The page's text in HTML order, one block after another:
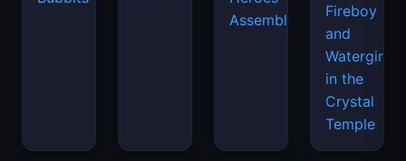
Assemble
Fireboy
and
Watergirl
in the
Crystal
Temple